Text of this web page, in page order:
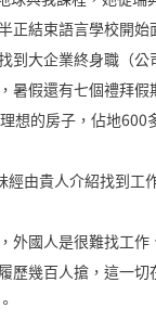
正結束語言學校開始
到大企業終身職（公
暑假還有七個禮拜假
想的房子，佔地600
經由貴人介紹找到工
外國人是很難找工作
歷幾百人搶，這一切